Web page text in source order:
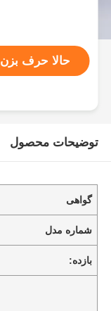
حالا حرف بزن
توضیحات محصول
گواهی
شماره مدل
بازده: